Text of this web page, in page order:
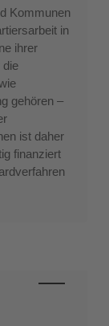
Kommunen
in
ihrer
die
gehören –
ist daher
finanziert